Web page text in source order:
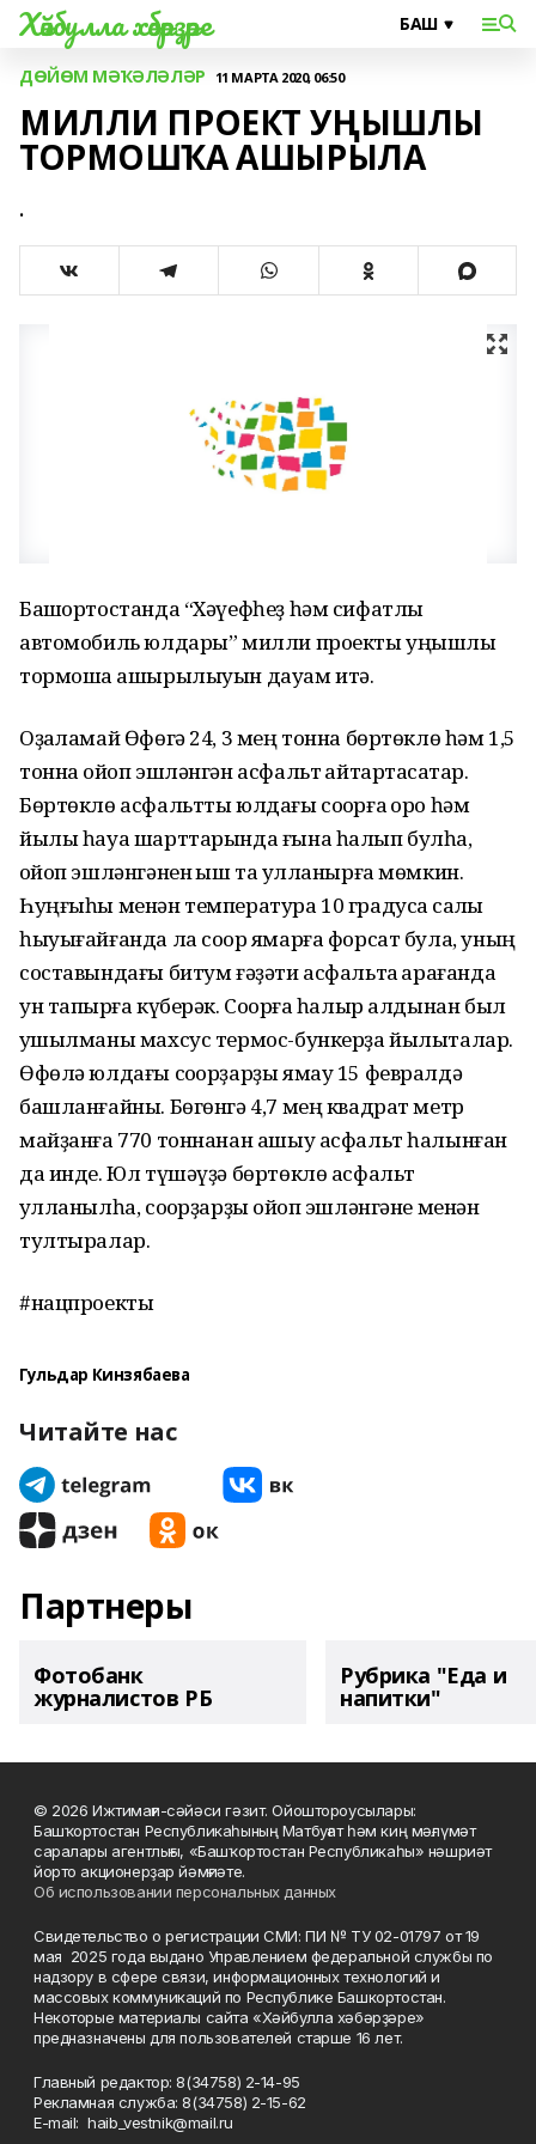
Хәйбулла хәбәрҙәре
ДӨЙӨМ МӘҠӘЛӘЛӘР 11 МАРТА 2020, 06:50
МИЛЛИ ПРОЕКТ УҢЫШЛЫ
ТОРМОШҠА АШЫРЫЛА
.
Башҡортостанда “Хәүефһеҙ һәм сифатлы
автомобиль юлдары” милли проекты уңышлы
тормошҡа ашырылыуын дауам итә.
Оҙаҡламай Өфөгә 24, 3 мең тонна бөртөклө һәм 1,5
тонна ҡойоп эшләнгән асфальт ҡайтартасаҡтар.
Бөртөклө асфальтты юлдағы соҡорға ҡоро һәм
йылы һауа шарттарында ғына һалып булһа,
ҡойоп эшләнгәнен ҡыш та ҡулланырға мөмкин.
Һуңғыһы менән температура 10 градусҡа саҡлы
һыуығайғанда ла соҡор ямарға форсат була, уның
составындағы битум ғәҙәти асфальтҡа ҡарағанда
ун тапҡырға күберәк. Соҡорға һалыр алдынан был
ҡушылманы махсус термос-бункерҙа йылыталар.
Өфөлә юлдағы соҡорҙарҙы ямау 15 февралдә
башланғайны. Бөгөнгә 4,7 мең квадрат метр
майҙанға 770 тоннанан ашыу асфальт һалынған
да инде. Юл түшәүҙә бөртөклө асфальт
ҡулланылһа, соҡорҙарҙы ҡойоп эшләнгәне менән
тултыралар.
#нацпроекты
Гульдар Кинзябаева
Читайте нас
Партнеры
Фотобанк
журналистов РБ
Рубрика "Еда и
напитки"
© 2026 Ижтимағи-сәйәси гәзит. Ойоштороусылары:
Башҡортостан Республикаһының Матбуғат һәм киң мәғлүмәт
саралары агентлығы, «Башҡортостан Республикаһы» нәшриәт
йорто акционерҙар йәмғиәте.
Об использовании персональных данных
Свидетельство о регистрации СМИ: ПИ № ТУ 02-01797 от 19
мая 2025 года выдано Управлением федеральной службы по
надзору в сфере связи, информационных технологий и
массовых коммуникаций по Республике Башкортостан.
Некоторые материалы сайта «Хәйбулла хәбәрҙәре»
предназначены для пользователей старше 16 лет.
Главный редактор: 8(34758) 2-14-95
Рекламная служба: 8(34758) 2-15-62
Е-mаil: haib_vestnik@mail.ru